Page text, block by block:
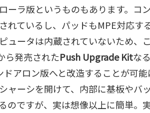
ーラ版というものもあります。コ
れているし、パッドもMPE対応
ュータは内蔵されていないため、
ら発売されたPush Upgrade Kitな
ドアロン版へと改造することが可
ャーシを開けて、内部に基板や
のですが、実は想像以上に簡単。